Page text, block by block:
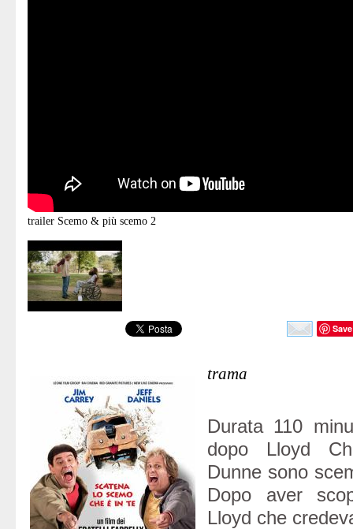
trailer Scemo & più scemo 2
Save
trama
Durata 110
dopo Lloyd
Dunne sono
Dopo aver
Lloyd che